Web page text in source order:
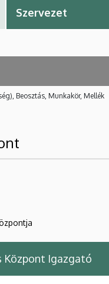
Beosztás, Munkakör, Mellék
Igazgató